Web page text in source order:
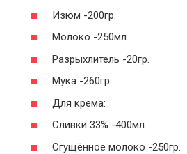
Изюм -200гр.
Молоко -250мл.
Разрыхлитель -20гр.
Мука -260гр.
Для крема:
Сливки 33% -400мл.
Сгущённое молоко -250гр.